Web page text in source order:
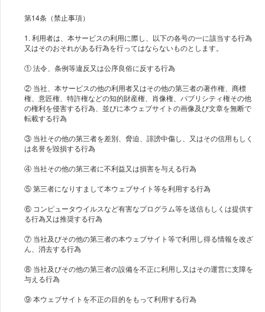
第14条（禁止事項）
1. 利用者は、本サービスの利用に際し、以下の各号の一に該当する行為
又はそのおそれがある行為を行ってはならないものとします。
① 法令、条例等違反又は公序良俗に反する行為
② 当社、本サービスの他の利用者又はその他の第三者の著作権、商標
権、意匠権、特許権などの知的財産権、肖像権、パブリシティ権その他
の権利を侵害する行為、並びに本ウェブサイトの画像及び文章を無断で
転載する行為
③ 当社その他の第三者を差別、脅迫、誹謗中傷し、又はその信用もしく
は名誉を毀損する行為
④ 当社その他の第三者に不利益又は損害を与える行為
⑤ 第三者になりすまして本ウェブサイト等を利用する行為
⑥ コンピュータウイルスなど有害なプログラム等を送信もしくは提供す
る行為又は推奨する行為
⑦ 当社及びその他の第三者の本ウェブサイト等で利用し得る情報を改ざ
ん、消去する行為
⑧ 当社及びその他の第三者の設備を不正に利用し又はその運営に支障を
与える行為
⑨ 本ウェブサイトを不正の目的をもって利用する行為